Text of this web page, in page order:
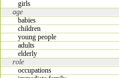
girls
age
babies
children
young people
adults
elderly
role
occupations